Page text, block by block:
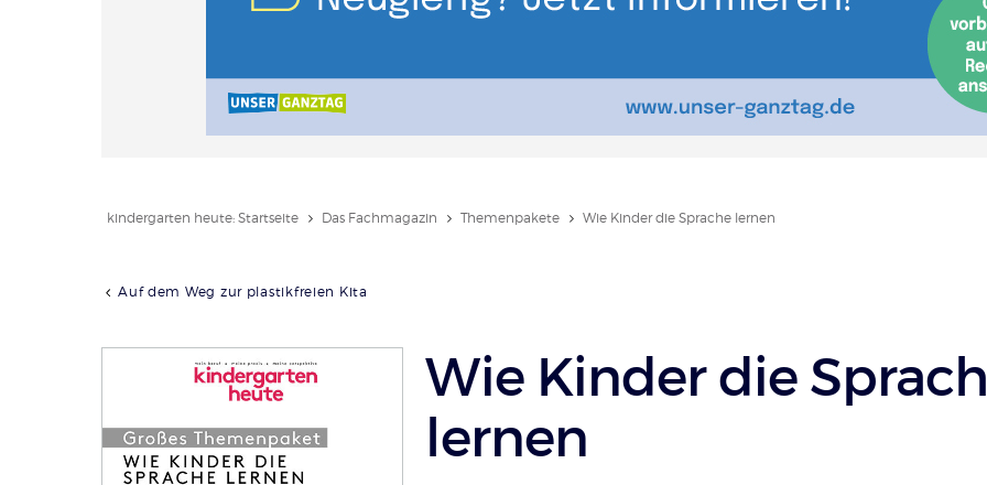
kindergarten heute: Startseite Das Fachmagazin Themenpakete Wie Kinder die Sprache lernen
Auf dem Weg zur plastikfreien Kita
Wie Kinder die
lernen